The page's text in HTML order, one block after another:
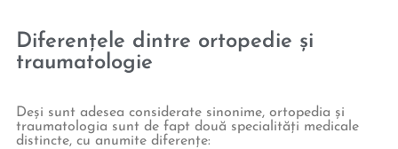
Diferențele dintre ortopedie și
traumatologie
Deși sunt adesea considerate sinonime, ortopedia și
traumatologia sunt de fapt două specialități medicale
distincte, cu anumite diferențe: